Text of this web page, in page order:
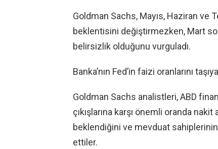
Goldman Sachs, Mayıs, Haziran ve
beklentisini değiştirmezken, Mart
belirsizlik olduğunu vurguladı.
Banka’nın Fed’in faizi oranlarını
Goldman Sachs analistleri, ABD
çıkışlarına karşı önemli oranda
beklendiğini ve mevduat
ettiler.